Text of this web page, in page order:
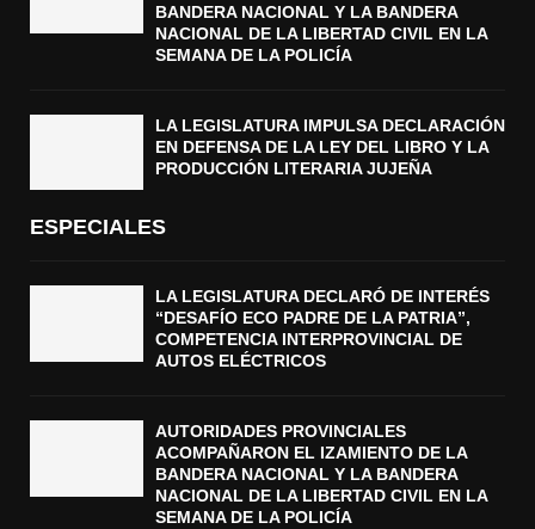
BANDERA NACIONAL Y LA BANDERA
NACIONAL DE LA LIBERTAD CIVIL EN LA
SEMANA DE LA POLICÍA
LA LEGISLATURA IMPULSA DECLARACIÓN
EN DEFENSA DE LA LEY DEL LIBRO Y LA
PRODUCCIÓN LITERARIA JUJEÑA
ESPECIALES
LA LEGISLATURA DECLARÓ DE INTERÉS
“DESAFÍO ECO PADRE DE LA PATRIA”,
COMPETENCIA INTERPROVINCIAL DE
AUTOS ELÉCTRICOS
AUTORIDADES PROVINCIALES
ACOMPAÑARON EL IZAMIENTO DE LA
BANDERA NACIONAL Y LA BANDERA
NACIONAL DE LA LIBERTAD CIVIL EN LA
SEMANA DE LA POLICÍA